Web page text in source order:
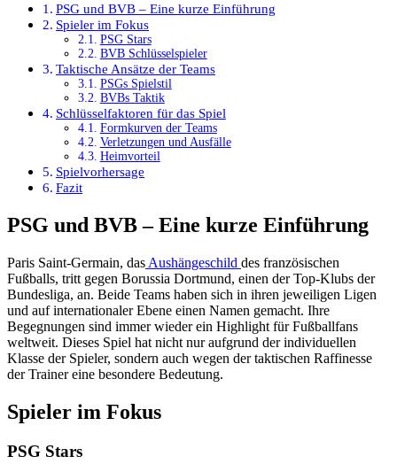
PSG und BVB – Eine kurze Einführung
Spieler im Fokus
PSG Stars
BVB Schlüsselspieler
Taktische Ansätze der Teams
PSGs Spielstil
BVBs Taktik
Schlüsselfaktoren für das Spiel
Formkurven der Teams
Verletzungen und Ausfälle
Heimvorteil
Spielvorhersage
Fazit
PSG und BVB – Eine kurze Einführung
Paris Saint-Germain, das Aushängeschild des französischen
Fußballs, tritt gegen Borussia Dortmund, einen der Top-Klubs der
Bundesliga, an. Beide Teams haben sich in ihren jeweiligen Ligen
und auf internationaler Ebene einen Namen gemacht. Ihre
Begegnungen sind immer wieder ein Highlight für Fußballfans
weltweit. Dieses Spiel hat nicht nur aufgrund der individuellen
Klasse der Spieler, sondern auch wegen der taktischen Raffinesse
der Trainer eine besondere Bedeutung.
Spieler im Fokus
PSG Stars